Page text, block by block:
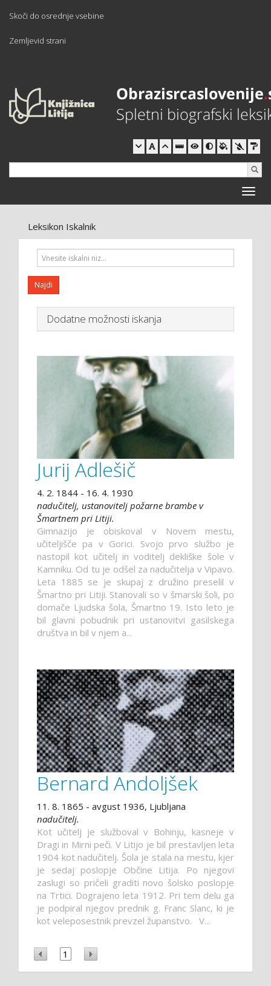
Skoči do osrednje vsebine
Zemljevid strani
Toggle
Leksikon Iskalnik
Dodatne možnosti iskanja
Jurij Adlešič
4. 2. 1844 - 16. 4. 1930
nadučitelj, ustanovitelj požarne brambe v
Šmartnem pri Litiji.
Gimnazijo je obiskoval v Novem mestu,
učiteljišče pa v Gorici. Svojo prvo službo je
nastopil kot učitelj in voditelj dekliške šole v
Kamniku. Od tu je odšel za nadučitelja v Vipavo.
Leta 1885 se je skupaj z družino preselil v
Šmartno pri Litiji. Stanovali so v šmarski šoli, po
domače Ljudska šola, Šmartno 19. Isto leto je
bil glavni pobudnik pri ustanovitvi gasilskega
društva in bil v njem a...
Bernard Andoljšek
11. 8. 1865 - avgust 1936, Ljubljana
nadučitelj.
Kot učitelj je služboval v Bohinju, kasneje v
Dragi in Mirni peči. V Litijo je bil prestavljen leta
1904 kot nadučitelj. Šola je stala na mestu, kjer
je sedaj poslopje Občine Litija. Po njegovi
zaslugi so pričeli graditi novo šolsko poslopje
na Trtici. Dograjeno leta 1912. Pri tem delu ga
je podpiral njegov prednik g. Franc Slanc, ki je
kot veleposestnik prevzel županstvo. V...
1